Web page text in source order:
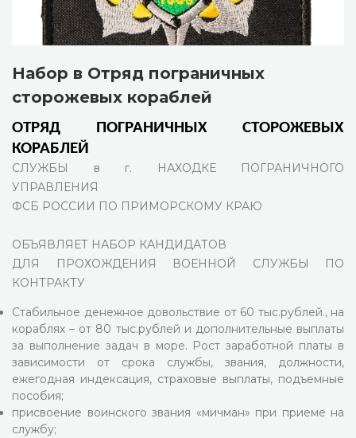
Набор в Отряд пограничных
сторожевых кораблей
ОТРЯД ПОГРАНИЧНЫХ
СТОРОЖЕВЫХ
КОРАБЛЕЙ
СЛУЖБЫ в г. НАХОДКЕ ПОГРАНИЧНОГО
УПРАВЛЕНИЯ
ФСБ РОССИИ ПО ПРИМОРСКОМУ КРАЮ
ОБЪЯВЛЯЕТ НАБОР КАНДИДАТОВ
ДЛЯ ПРОХОЖДЕНИЯ ВОЕННОЙ СЛУЖБЫ ПО
КОНТРАКТУ
Стабильное денежное довольствие от 60 тыс.рублей., на
кораблях – от 80 тыс.рублей и дополнительные выплаты
за выполнение задач в море. Рост заработной платы в
зависимости от срока службы, звания, должности,
ежегодная индексация, страховые выплаты, подъемные
пособия;
присвоение воинского звания «мичман» при приеме на
службу;